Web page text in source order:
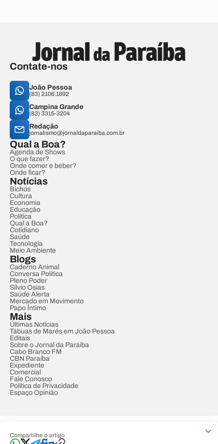
Compartilhe o artigo
Contate-nos
João Pessoa
(83) 2106.1892
Campina Grande
(83) 3315-3204
Redação
jornalismo@jornaldaparaiba.com.br
Qual a Boa?
Agenda de Shows
O que fazer?
Onde comer e beber?
Onde ficar?
Notícias
Bichos
Cultura
Economia
Educação
Política
Qual a Boa?
Cotidiano
Saúde
Tecnologia
Meio Ambiente
Blogs
Caderno Animal
Conversa Política
Pleno Poder
Sílvio Osias
Saúde Alerta
Mercado em Movimento
Papo Íntimo
Mais
Últimas Notícias
Tábuas de Marés em João Pessoa
Editais
Sobre o Jornal da Paraíba
Cabo Branco FM
CBN Paraíba
Expediente
Comercial
Fale Conosco
Política de Privacidade
Espaço Opinião